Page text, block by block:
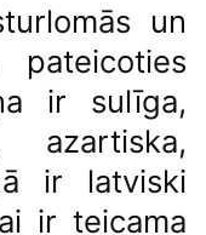
un
pateicoties
ir sulīga,
azartiska,
ir latviski
ir teicama